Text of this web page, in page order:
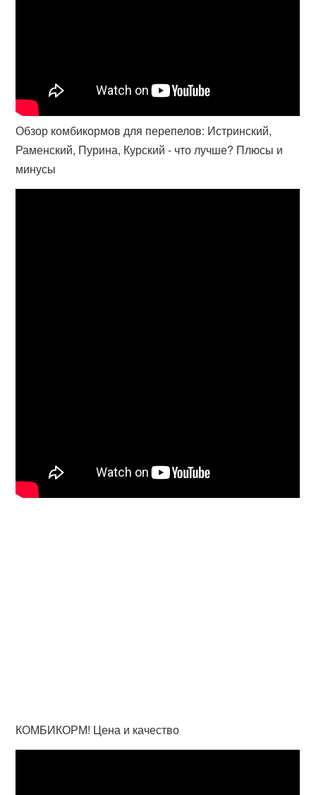
Обзор комбикормов для перепелов: Истринский,
Раменский, Пурина, Курский - что лучше? Плюсы и
минусы
КОМБИКОРМ! Цена и качество